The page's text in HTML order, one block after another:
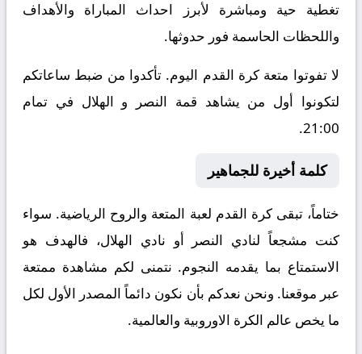
تغطية حية ومباشرة لأبرز احداث المباراة والأهداف
واللحظات الحاسمة فور حدوثها.
لا تفوتوا متعة كرة القدم اليوم. تأكدوا من ضبط ساعاتكم
لتكونوا أول من يشاهد قمة النصر و الهلال في تمام
21:00.
كلمة أخيرة للجماهير
ختاماً، تبقى كرة القدم لعبة المتعة والروح الرياضية. سواء
كنت مشجعاً لنادي النصر أو نادي الهلال، فالهدف هو
الاستمتاع بما يقدمه النجوم. نتمنى لكم مشاهدة ممتعة
عبر موقعنا. ونحن نعدكم بأن نكون دائماً المصدر الأول لكل
ما يخص عالم الكرة الاوروبية والعالمية.